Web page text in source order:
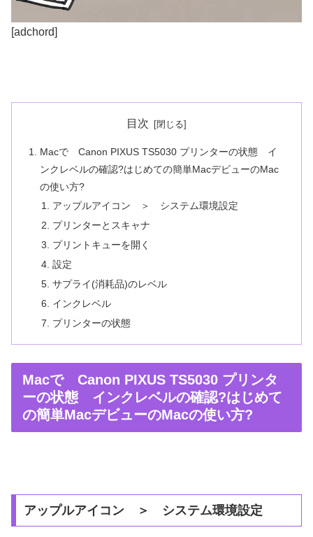
[adchord]
目次
Macで Canon PIXUS TS5030 プリンターの状態 イ
ンクレベルの確認?はじめての簡単MacデビューのMac
の使い方?
アップルアイコン ＞ システム環境設定
プリンターとスキャナ
プリントキューを開く
設定
サプライ(消耗品)のレベル
インクレベル
プリンターの状態
Macで Canon PIXUS TS5030 プリンタ
ーの状態 インクレベルの確認?はじめて
の簡単MacデビューのMacの使い方?
アップルアイコン ＞ システム環境設定